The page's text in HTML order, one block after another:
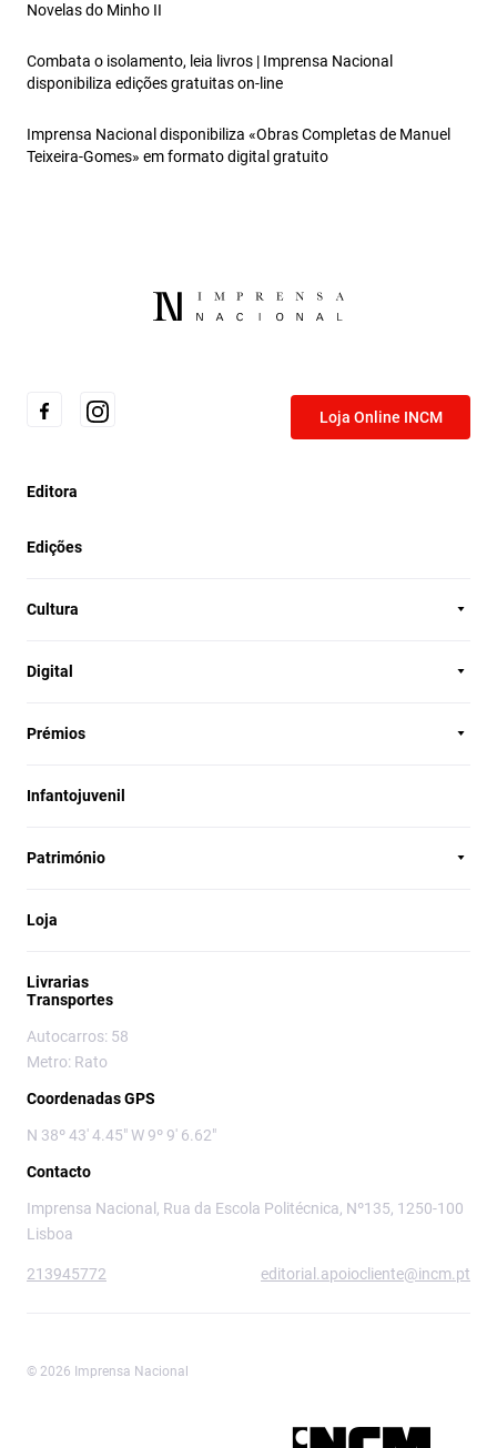
Novelas do Minho II
Combata o isolamento, leia livros | Imprensa Nacional
disponibiliza edições gratuitas on-line
Imprensa Nacional disponibiliza «Obras Completas de Manuel
Teixeira‑Gomes» em formato digital gratuito
Loja Online INCM
Editora
Edições
Cultura
Digital
Prémios
Infantojuvenil
Património
Loja
Livrarias
Transportes
Autocarros: 58
Metro: Rato
Coordenadas GPS
N 38º 43' 4.45" W 9º 9' 6.62"
Contacto
Imprensa Nacional, Rua da Escola Politécnica, Nº135, 1250-100
Lisboa
213945772 editorial.apoiocliente@incm.pt
© 2026 Imprensa Nacional